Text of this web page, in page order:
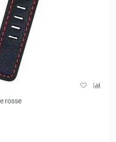
rosse